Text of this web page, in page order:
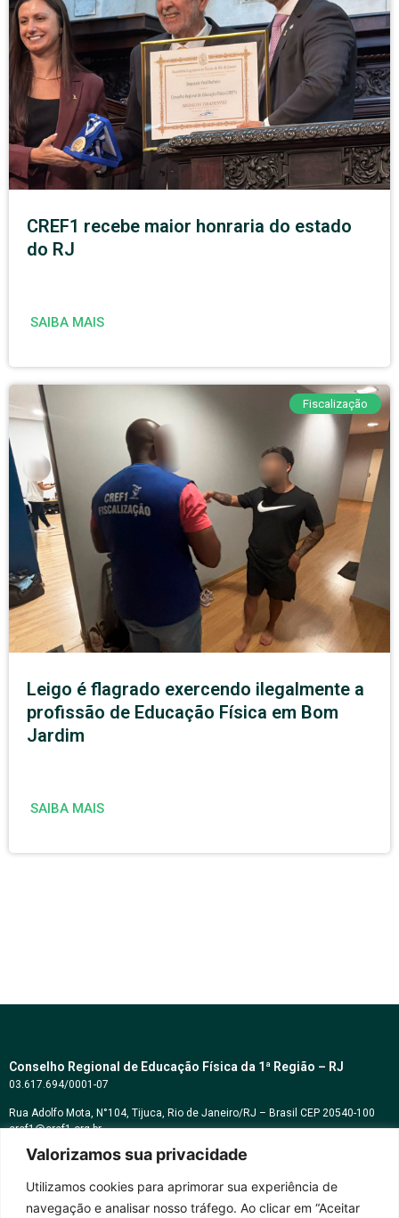
Valorizamos sua privacidade
Utilizamos cookies para aprimorar sua experiência de
navegação e analisar nosso tráfego. Ao clicar em “Aceitar
CREF1 recebe maior honraria do estado
do RJ
SAIBA MAIS
Fiscalização
Leigo é flagrado exercendo ilegalmente a
profissão de Educação Física em Bom
Jardim
SAIBA MAIS
Conselho Regional de Educação Física da 1ª Região – RJ
03.617.694/0001-07
Rua Adolfo Mota, N°104, Tijuca, Rio de Janeiro/RJ – Brasil CEP 20540-100
cref1@cref1.org.br
Assessoria de comunicação: